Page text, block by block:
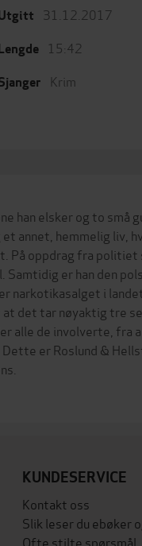
31.12.2017
15:42
Krim
han elsker og to små
annet, hemmelig liv,
På oppdrag fra politiet
er han den
narkotikasalget i
at det tar nøyaktig tre
alle de involverte, fra
er Roslund &
KUNDESERVICE
Kontakt oss
Slik leser du ebøker
Ofte stilte spørsmål